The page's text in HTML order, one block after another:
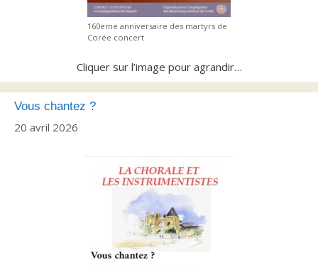
160eme anniversaire des martyrs de
Corée concert
Cliquer sur l’image pour agrandir…
Vous chantez ?
20 avril 2026